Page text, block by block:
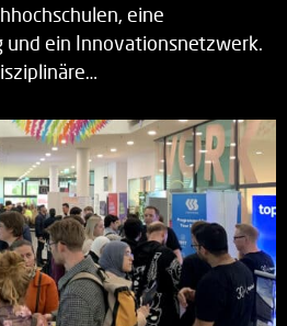
eine
und ein Innovationsnetzwerk.